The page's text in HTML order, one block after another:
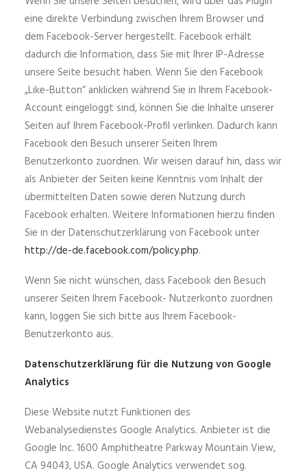
eine direkte Verbindung zwischen Ihrem Browser und
dem Facebook-Server hergestellt. Facebook erhält
dadurch die Information, dass Sie mit Ihrer IP-Adresse
unsere Seite besucht haben. Wenn Sie den Facebook
„Like-Button“ anklicken während Sie in Ihrem Facebook-
Account eingeloggt sind, können Sie die Inhalte unserer
Seiten auf Ihrem Facebook-Profil verlinken. Dadurch kann
Facebook den Besuch unserer Seiten Ihrem
Benutzerkonto zuordnen. Wir weisen darauf hin, dass wir
als Anbieter der Seiten keine Kenntnis vom Inhalt der
übermittelten Daten sowie deren Nutzung durch
Facebook erhalten. Weitere Informationen hierzu finden
Sie in der Datenschutzerklärung von Facebook unter
http://de-de.facebook.com/policy.php.
Wenn Sie nicht wünschen, dass Facebook den Besuch
unserer Seiten Ihrem Facebook- Nutzerkonto zuordnen
kann, loggen Sie sich bitte aus Ihrem Facebook-
Benutzerkonto aus.
Datenschutzerklärung für die Nutzung von Google
Analytics
Diese Website nutzt Funktionen des
Webanalysedienstes Google Analytics. Anbieter ist die
Google Inc. 1600 Amphitheatre Parkway Mountain View,
CA 94043, USA. Google Analytics verwendet sog.